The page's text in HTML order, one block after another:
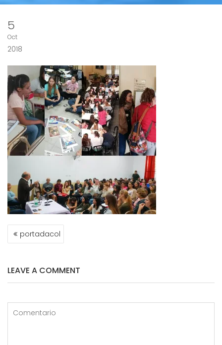
5
Oct
2018
NAVEGACIÓN
DEportadacol
LEAVE A COMMENT